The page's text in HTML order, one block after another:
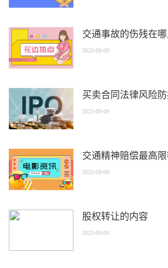
交通事故的伤残在
2023-09-09
买卖合同法律风险
2023-09-09
交通精神赔偿最高
2023-09-09
股权转让的内容
2023-09-09